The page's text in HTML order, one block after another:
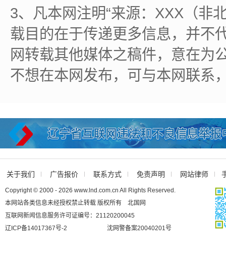
3、凡本网注明“来源：XXX（非
载目的在于传递更多信息，并不
网转载其他媒体之稿件，意在为
不想在本网发布，可与本网联系
关于我们 广告报价 联系方式 免责声明 网站律师
Copyright © 2000 - 2026 www.lnd.com.cn All Rights Reserved.
本网站各类信息未经授权禁止转载 版权所有 北国网
互联网新闻信息服务许可证编号：21120200045
辽ICP备14017367号-2
沈网警备案20040201号